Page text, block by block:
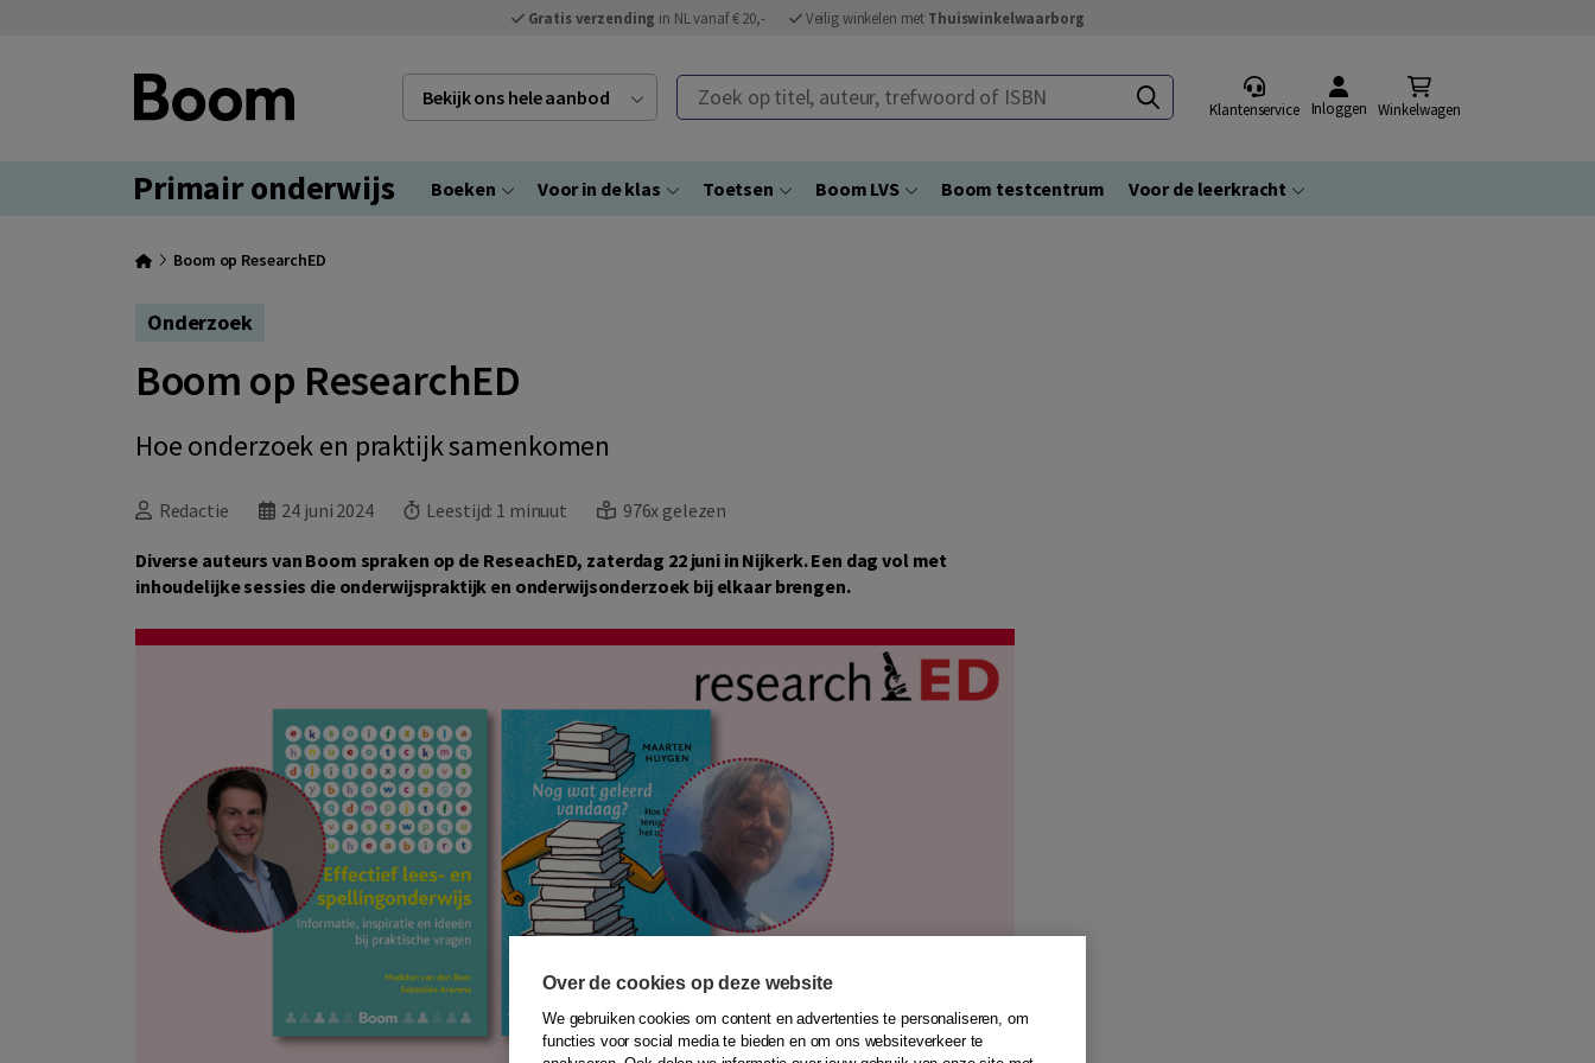
Gratis verzending in NL vanaf € 20,- Veilig winkelen met Thuiswinkelwaarborg
Bekijk ons hele aanbod Zoek op titel, auteur, trefwoord of ISBN
Klantenservice Inloggen Winkelwagen
Primair onderwijs Boeken Voor in de klas Toetsen Boom LVS Boom testcentrum Voor de leerkracht
Boom op ResearchED
Onderzoek
Boom op ResearchED
Hoe onderzoek en praktijk samenkomen
Redactie 24 juni 2024 Leestijd: 1 minuut 976x gelezen
Diverse auteurs van Boom spraken op de ReseachED, zaterdag 22 juni in Nijkerk. Een dag vol met
inhoudelijke sessies die onderwijspraktijk en onderwijsonderzoek bij elkaar brengen.
Over de cookies op deze website
We gebruiken cookies om content en advertenties te personaliseren, om
functies voor social media te bieden en om ons websiteverkeer te